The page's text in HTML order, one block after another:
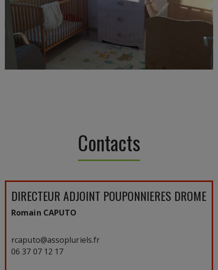
Contacts
DIRECTEUR ADJOINT POUPONNIERES DROME
Romain CAPUTO
rcaputo@assopluriels.fr
06 37 07 12 17